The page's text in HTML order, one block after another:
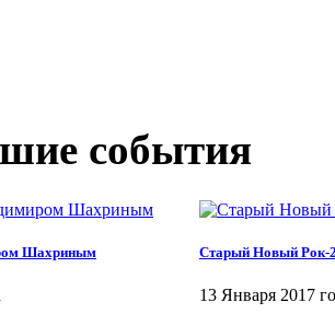
события
Шахриным Старый Новый Рок-
13 Января 2017